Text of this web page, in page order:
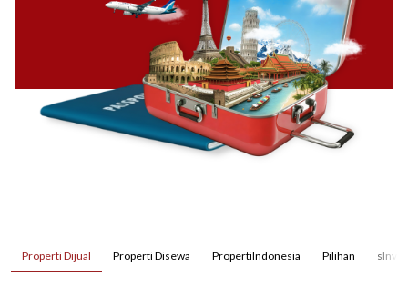
Properti Dijual Properti Disewa PropertiIndonesia Pilihan